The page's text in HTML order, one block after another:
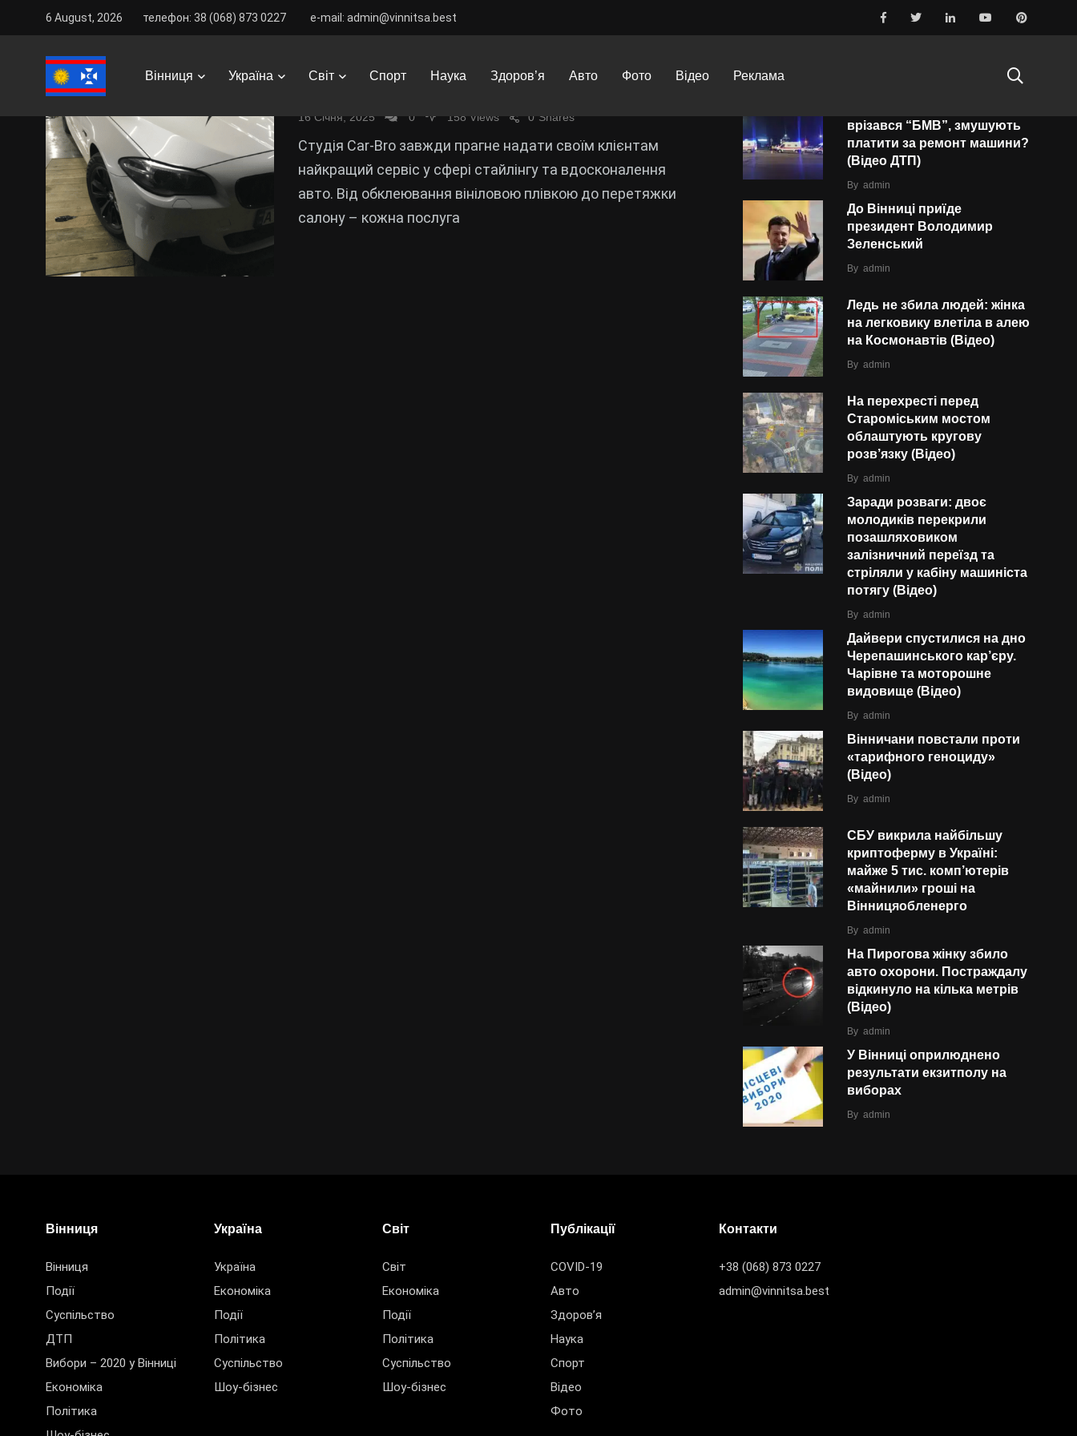
6 August, 2026 телефон: 38 (068) 873 0227 e-mail: admin@vinnitsa.best
Вінниця Україна Світ Спорт Наука Здоров’я Авто Фото Відео Реклама
та індивідуальність від Car-Bro
16 Січня, 2025 0 158 Views Shares
0
Студія Car-Bro завжди прагне надати своїм клієнтам
найкращий сервіс у сфері стайлінгу та вдосконалення
авто. Від обклеювання вініловою плівкою до перетяжки
салону – кожна послуга
врізався “БMВ”, змушують
платити за ремонт машини?
(Відео ДТП)
By admin
До Вінниці приїде
президент Володимир
Зеленський
By admin
Ледь не збила людей: жінка
на легковику влетіла в алею
на Космонавтів (Відео)
By admin
На перехресті перед
Староміським мостом
облаштують кругову
розв’язку (Відео)
By admin
Заради розваги: двоє
молодиків перекрили
позашляховиком
залізничний переїзд та
стріляли у кабіну машиніста
потягу (Відео)
By admin
Дайвери спустилися на дно
Черепашинського кар’єру.
Чарівне та моторошне
видовище (Відео)
By admin
Вінничани повстали проти
«тарифного геноциду»
(Відео)
By admin
СБУ викрила найбільшу
криптоферму в Україні:
майже 5 тис. комп’ютерів
«майнили» гроші на
Вінницяобленерго
By admin
На Пирогова жінку збило
авто охорони. Постраждалу
відкинуло на кілька метрів
(Відео)
By admin
У Вінниці оприлюднено
результати екзитполу на
виборах
By admin
Вінниця
Вінниця
Події
Суспільство
ДТП
Вибори – 2020 у Вінниці
Економіка
Політика
Україна
Україна
Економіка
Події
Політика
Суспільство
Шоу-бізнес
Світ
Світ
Економіка
Події
Політика
Суспільство
Шоу-бізнес
Публікації
COVID-19
Авто
Здоров’я
Наука
Спорт
Відео
Фото
Контакти
+38 (068) 873 0227
admin@vinnitsa.best